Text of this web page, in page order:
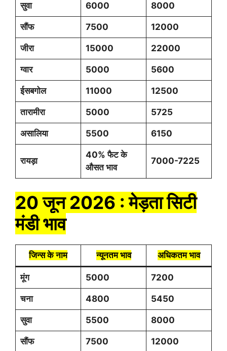
सुवा 6000 8000
सौंफ 7500 12000
जीरा 15000 22000
ग्वार 5000 5600
ईसबगोल 11000 12500
तारामीरा 5000 5725
असालिया 5500 6150
रायड़ा
40% फैट के
औसत भाव
7000-7225
20 जून 2026 : मेड़ता सिटी
मंडी भाव
जिन्स के नाम न्यूनतम भाव अधिकतम भाव
मूंग 5000 7200
चना 4800 5450
सुवा 5500 8000
सौंफ 7500 12000